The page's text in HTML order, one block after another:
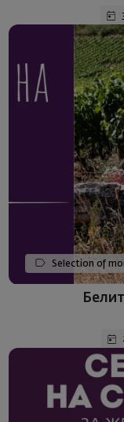
Selection of